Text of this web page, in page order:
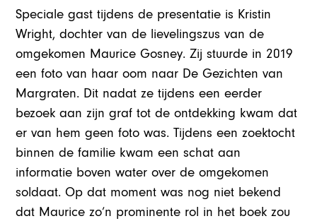
Speciale gast tijdens de presentatie is Kristin
Wright, dochter van de lievelingszus van de
omgekomen Maurice Gosney. Zij stuurde in 2019
een foto van haar oom naar De Gezichten van
Margraten. Dit nadat ze tijdens een eerder
bezoek aan zijn graf tot de ontdekking kwam dat
er van hem geen foto was. Tijdens een zoektocht
binnen de familie kwam een schat aan
informatie boven water over de omgekomen
soldaat. Op dat moment was nog niet bekend
dat Maurice zo’n prominente rol in het boek zou